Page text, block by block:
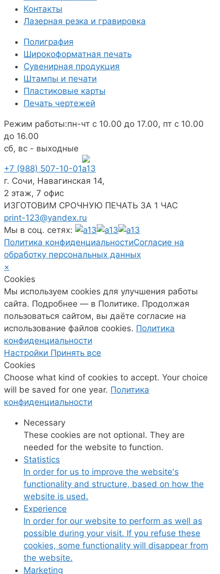
Контакты
Лазерная резка и гравировка
Полиграфия
Широкоформатная печать
Сувенирная продукция
Штампы и печати
Пластиковые карты
Печать чертежей
Режим работы:пн-чт с 10.00 до 17.00, пт с 10.00
до 16.00
сб, вс - выходные
+7 (988) 507-10-01
г. Сочи, Навагинская 14,
2 этаж, 7 офис
ИЗГОТОВИМ СРОЧНУЮ ПЕЧАТЬ ЗА 1 ЧАС
print-123@yandex.ru
Мы в соц. сетях:
Политика конфиденциальностиСогласие на
обработку персональных данных
×
Cookies
Мы используем cookies для улучшения работы
сайта. Подробнее — в Политике. Продолжая
пользоваться сайтом, вы даёте согласие на
использование файлов cookies. Политика
конфиденциальности
Настройки Принять все
Cookies
Choose what kind of cookies to accept. Your choice
will be saved for one year. Политика
конфиденциальности
Necessary
These cookies are not optional. They are
needed for the website to function.
Statistics
In order for us to improve the website's
functionality and structure, based on how the
website is used.
Experience
In order for our website to perform as well as
possible during your visit. If you refuse these
cookies, some functionality will disappear from
the website.
Marketing